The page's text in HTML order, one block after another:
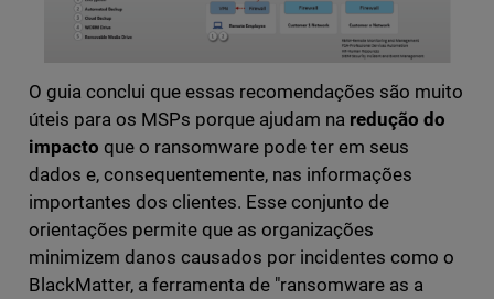
O guia conclui que essas recomendações são muito
úteis para os MSPs porque ajudam na redução do
impacto que o ransomware pode ter em seus
dados e, consequentemente, nas informações
importantes dos clientes. Esse conjunto de
orientações permite que as organizações
minimizem danos causados por incidentes como o
BlackMatter, a ferramenta de "ransomware as a